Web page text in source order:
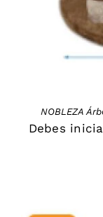
NOBLEZA
Debes